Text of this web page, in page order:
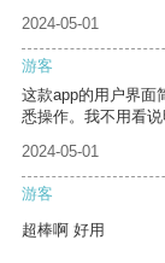
2024-05-01
游客
这款app的用户界面
悉操作。我不用看说
2024-05-01
游客
超棒啊 好用